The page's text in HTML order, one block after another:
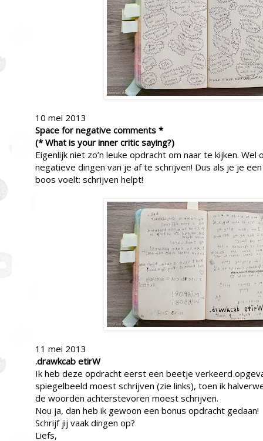
10 mei 2013
Space for negative comments *
(* What is your inner critic saying?)
Eigenlijk niet zo’n leuke opdracht om naar te kijken. Wel
negatieve dingen van je af te schrijven! Dus als je je
boos voelt: schrijven helpt!
11 mei 2013
.drawkcab etirW
Ik heb deze opdracht eerst een beetje verkeerd
spiegelbeeld moest schrijven (zie links), toen ik
de woorden achterstevoren moest schrijven.
Nou ja, dan heb ik gewoon een bonus opdracht gedaan!
Schrijf jij vaak dingen op?
Liefs,